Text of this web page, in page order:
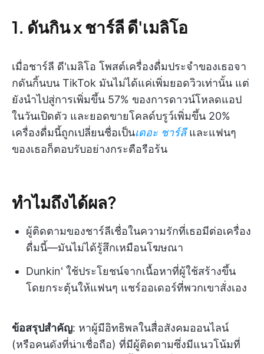
1. ดันกิน x ชาร์ลี ดี'เมลิโอ
เมื่อชาร์ลี ดี'เมลิโอ โพสต์เครื่องดื่มประจำของเธอจา
กดันกิ้นบน TikTok มันไม่ได้แค่เพิ่มยอดวิวเท่านั้น แต่
ยังนำไปสู่การเพิ่มขึ้น 57% ของการดาวน์โหลดแอป
ในวันเปิดตัว และยอดขายโคลด์บรูว์เพิ่มขึ้น 20%
เครื่องดื่มนี้ถูกเปลี่ยนชื่อเป็นเดอะ ชาร์ลีและแฟนๆ
ของเธอก็ตอบรับอย่างกระตือรือร้น
ทำไมถึงได้ผล?
ผู้ติดตามของชาร์ลีเชื่อในความรักที่เธอมีต่อเครื่อง
ดื่มนี้—มันไม่ได้รู้สึกเหมือนโฆษณา
Dunkin' ใช้ประโยชน์จากเนื้อหาที่ผู้ใช้สร้างขึ้น
โดยกระตุ้นให้แฟนๆ แชร์ออเดอร์ที่พวกเขาสั่งเอง
ข้อสรุปสำคัญ: หาผู้มีอิทธิพลในสื่อสังคมออนไลน์
(หรือคนดังที่น่าเชื่อถือ) ที่มีผู้ติดตามซึ่งมีแนวโน้มที่